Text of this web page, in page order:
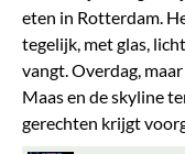
eten in Rotterdam.
tegelijk, met glas,
vangt. Overdag,
Maas en de skyline
gerechten krijgt